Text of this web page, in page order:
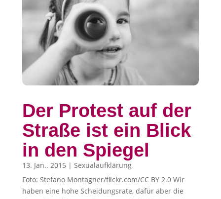
Der Protest auf der
Straße ist ein Blick
in den Spiegel
13. Jan.. 2015 | Sexualaufklärung
Foto: Stefano Montagner/flickr.com/CC BY 2.0 Wir
haben eine hohe Scheidungsrate, dafür aber die